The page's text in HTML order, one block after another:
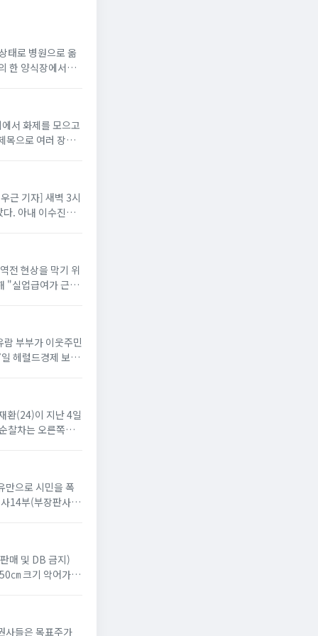
태로 병원으로 옮
한 양식장에서
서 화제를 모으고
목으로 여러 장의
근 기자] 새벽 3시
다. 아내 이수진은
전 현상을 막기 위
부부가 이웃주민
헤럴드경제 보도
환(24)이 지난 4일
찰차는 오른쪽으
만으로 시민을 폭
14부(부장판사 윤
매 및 DB 금지)
㎝ 크기 악어가 있
사들은 목표주가